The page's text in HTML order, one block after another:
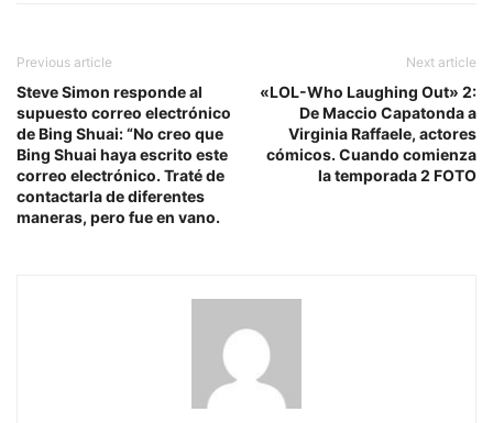
Previous article
Steve Simon responde al
supuesto correo electrónico
de Bing Shuai: “No creo que
Bing Shuai haya escrito este
correo electrónico. Traté de
contactarla de diferentes
maneras, pero fue en vano.
Next article
«LOL-Who Laughing Out» 2:
De Maccio Capatonda a
Virginia Raffaele, actores
cómicos. Cuando comienza
la temporada 2 FOTO